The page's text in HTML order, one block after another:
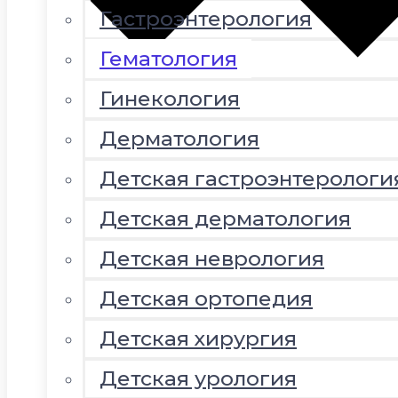
Гастроэнтерология
Гематология
Гинекология
Дерматология
Детская
Детская дерматология
Детская неврология
Детская ортопедия
Детская хирургия
Детская урология